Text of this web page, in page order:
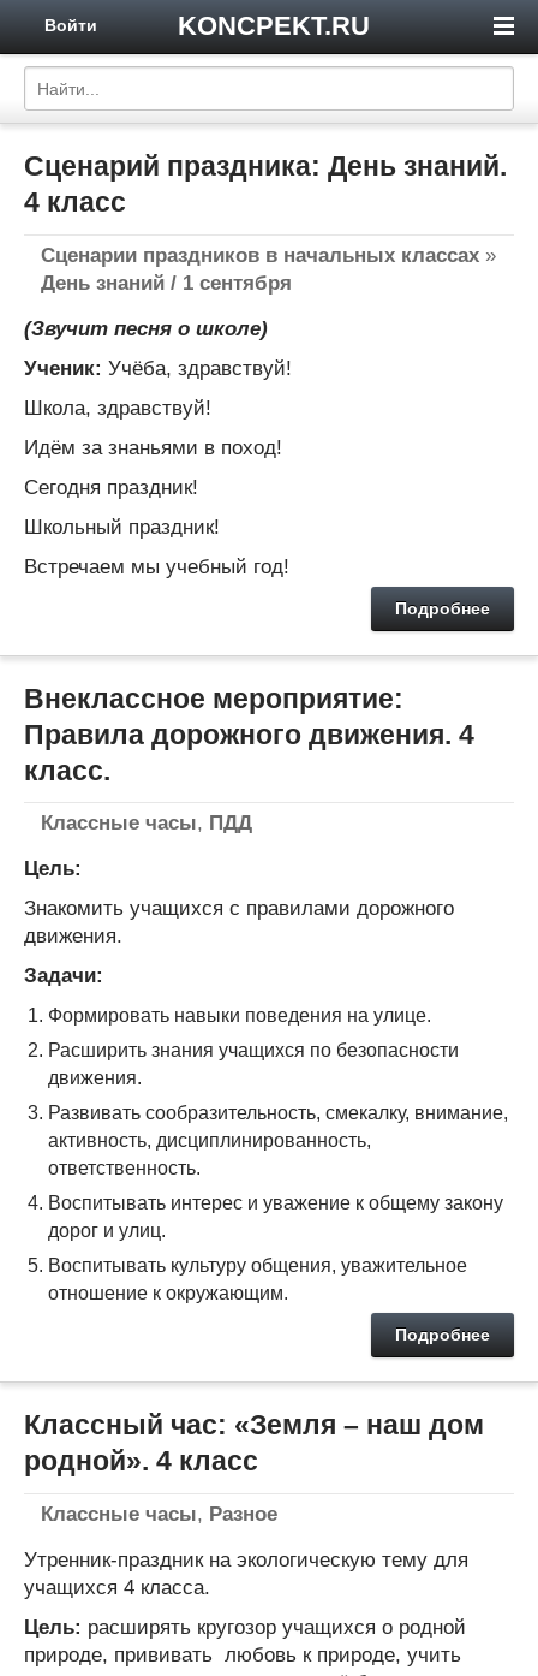
KONCPEKT.RU
Войти
Сценарий праздника: День знаний.
4 класс
Сценарии праздников в начальных классах »
День знаний / 1 сентября
(Звучит песня о школе)
Ученик: Учёба, здравствуй!
Школа, здравствуй!
Идём за знаньями в поход!
Сегодня праздник!
Школьный праздник!
Встречаем мы учебный год!
Подробнее
Внеклассное мероприятие:
Правила дорожного движения. 4
класс.
Классные часы, ПДД
Цель:
Знакомить учащихся с правилами дорожного
движения.
Задачи:
Формировать навыки поведения на улице.
Расширить знания учащихся по безопасности
движения.
Развивать сообразительность, смекалку, внимание,
активность, дисциплинированность,
ответственность.
Воспитывать интерес и уважение к общему закону
дорог и улиц.
Воспитывать культуру общения, уважительное
отношение к окружающим.
Подробнее
Классный час: «Земля – наш дом
родной». 4 класс
Классные часы, Разное
Утренник-праздник на экологическую тему для
учащихся 4 класса.
Цель: расширять кругозор учащихся о родной
природе, прививать любовь к природе, учить